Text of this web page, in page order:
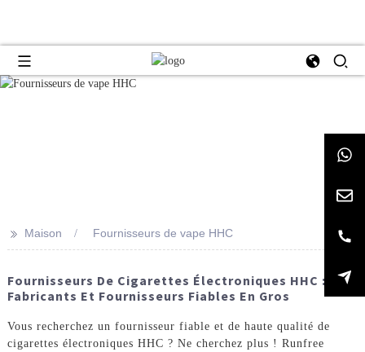
>> Maison Fournisseurs de vape HHC
Fournisseurs De Cigarettes Électroniques HHC :
Fabricants Et Fournisseurs Fiables En Gros
Vous recherchez un fournisseur fiable et de haute qualité de
cigarettes électroniques HHC ? Ne cherchez plus ! Runfree